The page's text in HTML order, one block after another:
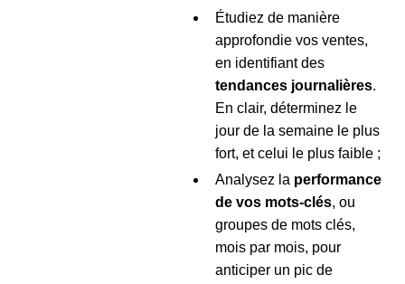
Étudiez de manière
approfondie vos ventes,
en identifiant des
tendances journalières.
En clair, déterminez le
jour de la semaine le plus
fort, et celui le plus faible ;
Analysez la performance
de vos mots-clés, ou
groupes de mots clés,
mois par mois, pour
anticiper un pic de